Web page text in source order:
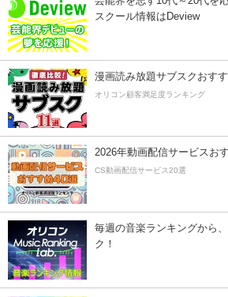
スクール情報はDeview
漫画読み放題サブスクおす
オリコン顧客満足度ランキング
2026年動画配信サービスお
CS動画配信サービス20選
毎週の音楽ランキングから
ク！